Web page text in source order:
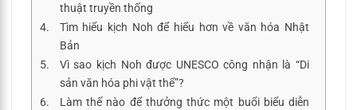
thuật truyền thống
Tìm hiểu kịch Noh để hiểu hơn về văn hóa Nhật
Bản
Vì sao kịch Noh được UNESCO công nhận là “Di
sản văn hóa phi vật thể”?
Làm thế nào để thưởng thức một buổi biểu diễn